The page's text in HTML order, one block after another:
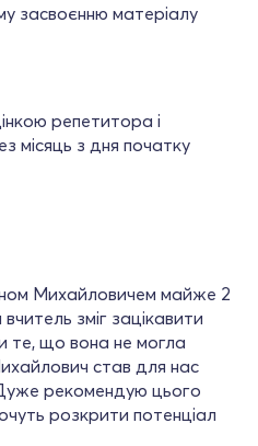
засвоєнню матеріалу
репетитора і
місяць з дня початку
Михайловичем майже 2
зміг зацікавити
те, що вона не могла
став для нас
рекомендую цього
розкрити потенціал